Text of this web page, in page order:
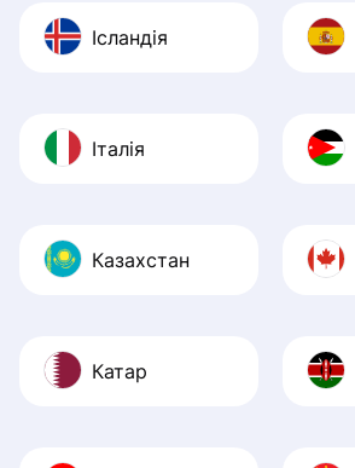
Ісландія
Італія
Казахстан
Катар